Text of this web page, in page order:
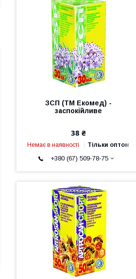
ЗСП (ТМ Екомед) -
заспокійливе
38 ₴
Немає в наявності Тільки оптом
+380 (67) 509-78-75